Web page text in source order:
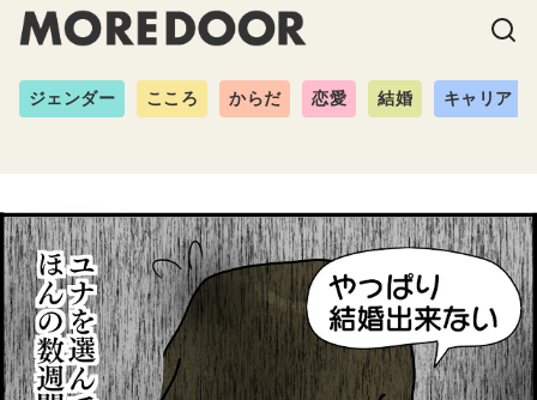
ジェンダー こころ からだ 恋愛 結婚 キャリア